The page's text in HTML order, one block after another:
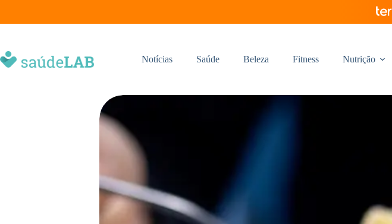
Notícias Saúde Beleza Fitness Nutrição